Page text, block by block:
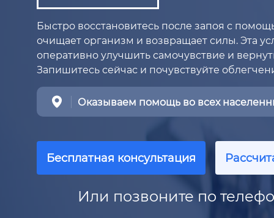
Быстро восстановитесь после запоя с
очищает организм и возвращает силы. Эта
оперативно улучшить самочувствие и
Запишитесь сейчас и почувствуйте
Оказываем помощь во всех
Бесплатная консультация
Или позвоните по